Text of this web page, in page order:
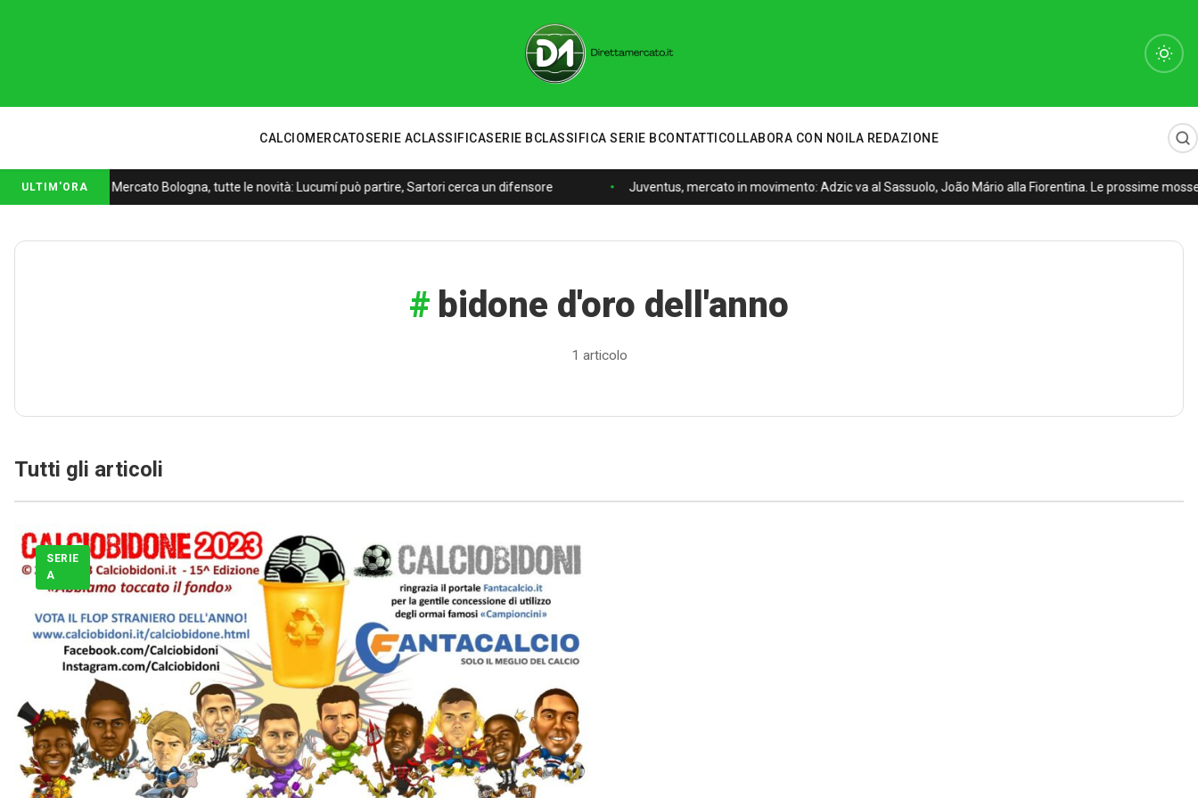
CLASSIFICA SERIE B
Collabora con noi
La Redazione
CALCIOMERCATOSERIE ACLASSIFICASERIE BCLASSIFICA SERIE BCONTATTI COLLABORA CON NOI LA REDAZIONE
ULTIM'ORA Mercato Bologna, tutte le novità: Lucumí può partire, Sartori cerca un difensore Juventus, mercato in movimento: Adzic va al Sassuolo, João Mário alla Fiorentina. Le prossime
bidone d'oro dell'anno
1 articolo
Tutti gli articoli
SERIE
A